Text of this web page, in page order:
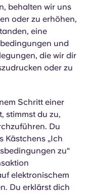
behalten wir uns
oder zu erhöhen,
eine
und
die wir dir
oder zu
Schritt einer
stimmst du zu,
Du
Kästchens „Ich
zu“
elektronischem
Du erklärst dich